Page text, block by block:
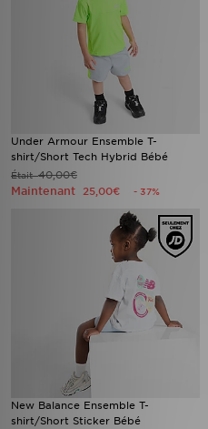
Under Armour Ensemble T-
shirt/Short Tech Hybrid Bébé
Était40,00€
Maintenant 25,00€ - 37%
New Balance Ensemble T-
shirt/Short Sticker Bébé